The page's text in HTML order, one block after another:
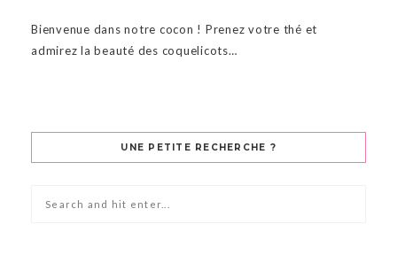
Bienvenue dans notre cocon ! Prenez votre thé et
admirez la beauté des coquelicots…
UNE PETITE RECHERCHE ?